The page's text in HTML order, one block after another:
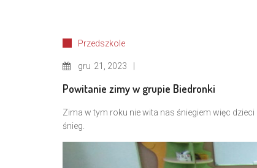
Przedszkole
gru 21, 2023
Powitanie zimy w grupie Biedronki
Zima w tym roku nie wita nas śniegiem więc
śnieg.